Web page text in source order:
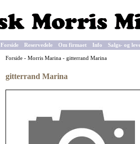
Forside Reservedele Om firmaet Info Salgs- og
Forside - Morris Marina - gitterrand Marina
gitterrand Marina